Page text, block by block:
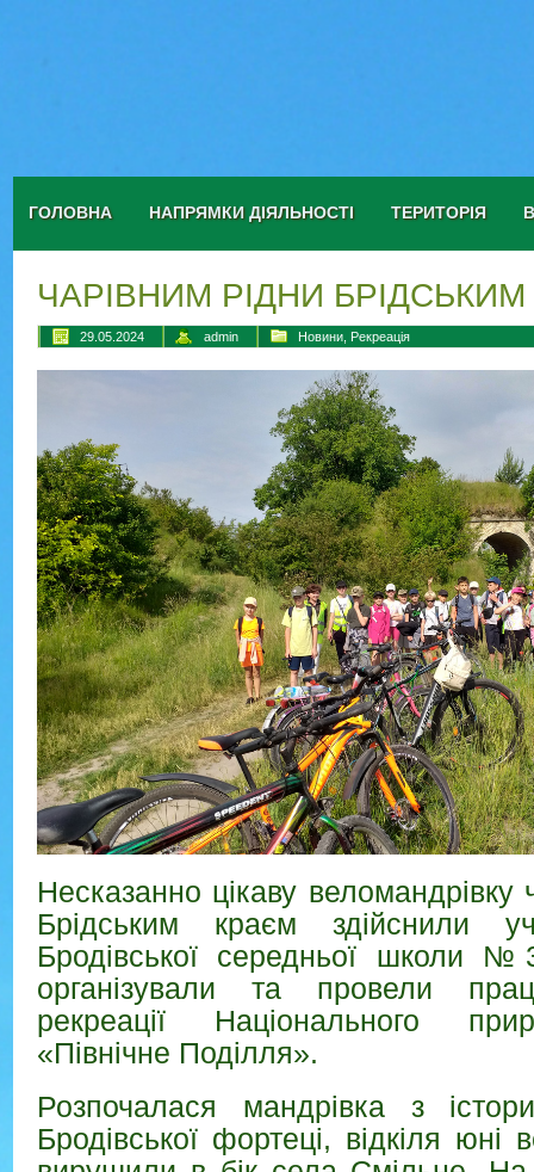
ГОЛОВНА НАПРЯМКИ ДІЯЛЬНОСТІ ТЕРИТОРІЯ
ЧАРІВНИМ РІДНИ
29.05.2024 admin Новини Рекреація
Несказанно цікаву веломандрівку
Брідським краєм здійснили
Бродівської середньої школи
організували та провели
рекреації Національного
«Північне Поділля».
Розпочалася мандрівка з
Бродівської фортеці, відкіля юні